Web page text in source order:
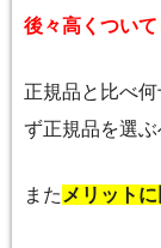
後々高くついて
正規品と比べ
ず正規品を選ぶ
また メリット